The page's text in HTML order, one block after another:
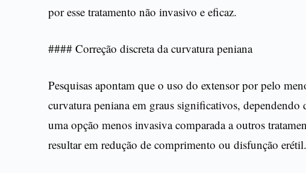
por esse tratamento não invasivo e eficaz.
#### Correção discreta da curvatura peniana
Pesquisas apontam que o uso do extensor por pelo
curvatura peniana em graus significativos,
uma opção menos invasiva comparada a outros
resultar em redução de comprimento ou disfunção erétil.